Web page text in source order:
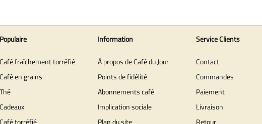
Populaire
Café fraîchement torréfié
Café en grains
Thé
Cadeaux
Café torréfié
Information
À propos de Café du Jour
Points de fidélité
Abonnements café
Implication sociale
Plan du site
Service Clients
Contact
Commandes
Paiement
Livraison
Retour